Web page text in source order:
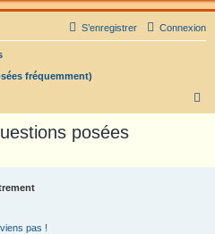
Connexion
S’enregistrer
fréquemment)
posées
pas !